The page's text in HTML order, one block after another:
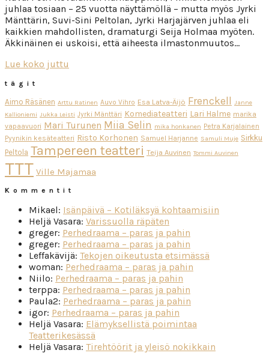
juhlaa tosiaan – 25 vuotta näyttämöllä – mutta myös Jyrki
Mänttärin, Suvi-Sini Peltolan, Jyrki Harjajärven juhlaa eli
kaikkien mahdollisten, dramaturgi Seija Holmaa myöten.
Äkkinäinen ei uskoisi, että aiheesta ilmastonmuutos…
Lue koko juttu
tägit
Aimo Räsänen Arttu Ratinen Auvo Vihro Esa Latva-Äijö Frenckell Janne
Kallioniemi Jukka Leisti Jyrki Mänttäri Komediateatteri Lari Halme marika
vapaavuori Mari Turunen Miia Selin mika honkanen Petra Karjalainen
Pyynikin kesäteatteri Risto Korhonen Samuel Harjanne Samuli Muje Sirkku
Peltola Tampereen teatteri Teija Auvinen Tommi Auvinen
TTT Ville Majamaa
Kommentit
Mikael: Isänpäivä – Kotiläksyä kohtaamisiin
Heljä Vasara: Varissuolla räpäten
greger: Perhedraama – paras ja pahin
greger: Perhedraama – paras ja pahin
Leffakävijä: Tekojen oikeutusta etsimässä
woman: Perhedraama – paras ja pahin
Niilo: Perhedraama – paras ja pahin
terppa: Perhedraama – paras ja pahin
Paula2: Perhedraama – paras ja pahin
igor: Perhedraama – paras ja pahin
Heljä Vasara: Elämyksellistä poimintaa
Teatterikesässä
Heljä Vasara: Tirehtöörit ja yleisö nokikkain